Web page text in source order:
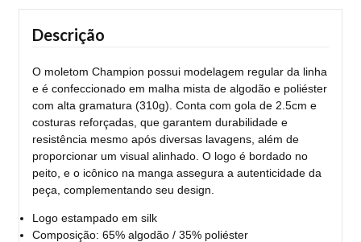
Descrição
O moletom Champion possui modelagem regular da linha
e é confeccionado em malha mista de algodão e poliéster
com alta gramatura (310g). Conta com gola de 2.5cm e
costuras reforçadas, que garantem durabilidade e
resistência mesmo após diversas lavagens, além de
proporcionar um visual alinhado. O logo é bordado no
peito, e o icônico na manga assegura a autenticidade da
peça, complementando seu design.
Logo estampado em silk
Composição: 65% algodão / 35% poliéster